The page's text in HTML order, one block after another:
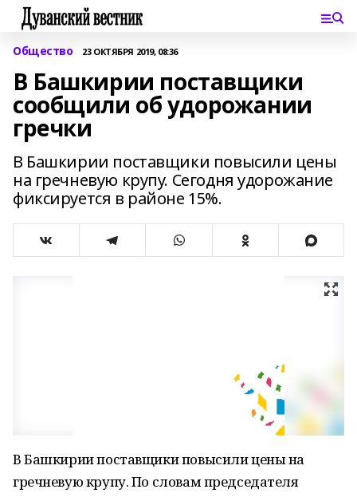
Общество 23 ОКТЯБРЯ 2019, 08:36
В Башкирии поставщики
сообщили об удорожании
гречки
В Башкирии поставщики повысили цены
на гречневую крупу. Сегодня удорожание
фиксируется в районе 15%.
В Башкирии поставщики повысили цены на
гречневую крупу. По словам председателя